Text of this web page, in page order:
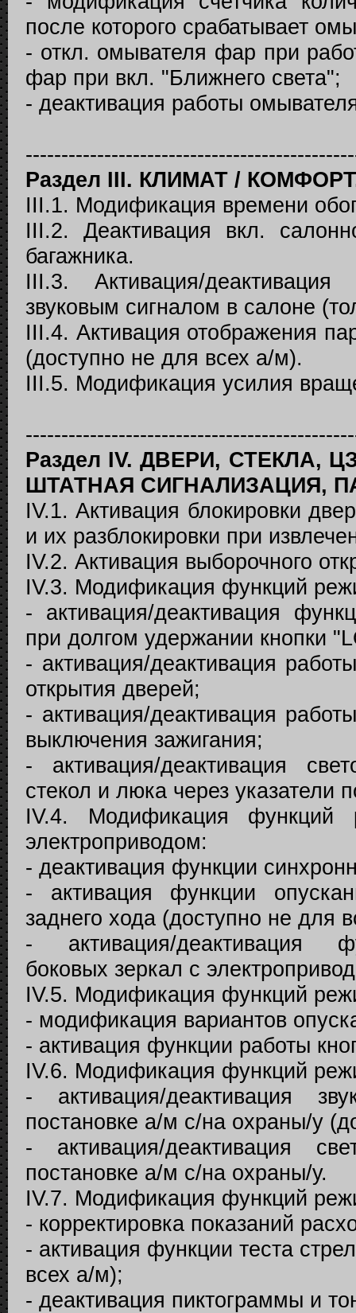
после которого срабатывает
- откл. омывателя фар при
фар при вкл. "Ближнего света";
- деактивация работы
Раздел III. КЛИМАТ /
III.1. Модификация времени
III.2. Деактивация вкл.
багажника.
III.3. Активация/
звуковым сигналом в салоне
III.4. Активация отображения
(доступно не для всех а/м).
III.5. Модификация усилия
Раздел IV. ДВЕРИ, СТЕКЛА,
ШТАТНАЯ СИГНАЛИЗАЦИЯ,
IV.1. Активация блокировки
и их разблокировки при
IV.2. Активация выборочного
IV.3. Модификация функций
- активация/деактивация
при долгом удержании кнопки
- активация/деактивация
открытия дверей;
- активация/деактивация
выключения зажигания;
- активация/деактивация
стекол и люка через указатели
IV.4. Модификация функций
электроприводом:
- деактивация функции
- активация функции
заднего хода (доступно не для
- активация/деактивация
боковых зеркал с
IV.5. Модификация функций
- модификация вариантов
- активация функции работы
IV.6. Модификация функций
- активация/деактивация
постановке а/м с/на охраны/у
- активация/деактивация
постановке а/м с/на охраны/у.
IV.7. Модификация функций
- корректировка показаний
- активация функции теста
всех а/м);
- деактивация пиктограммы и